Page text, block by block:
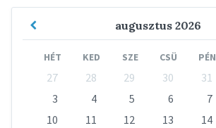
augusztus 2026
Previous
HÉT KED SZE CSÜ PÉN
calendar
27 28 29 30 31
3
4 5 6 7
10
11 12 13 14